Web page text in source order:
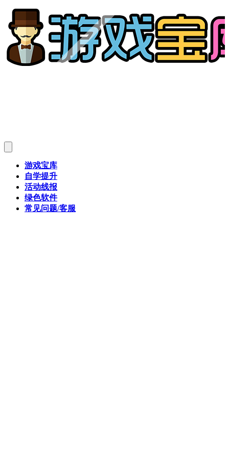
游戏宝库
自学提升
活动线报
绿色软件
常见问题/客服